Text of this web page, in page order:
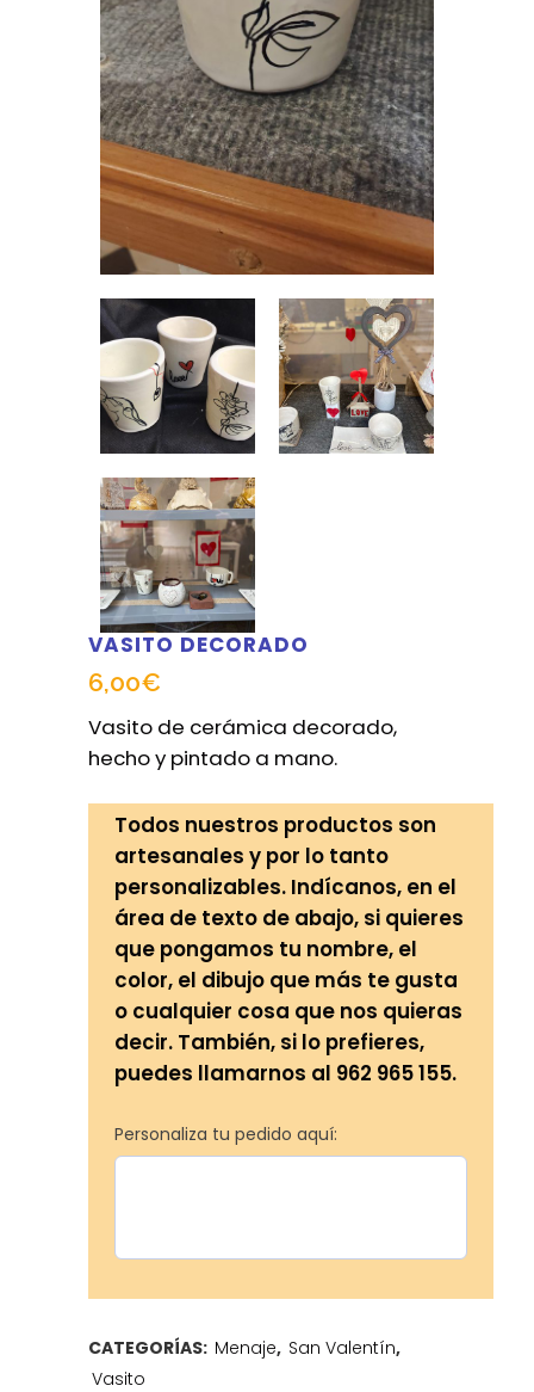
VASITO DECORADO
6,00€
Vasito de cerámica decorado,
hecho y pintado a mano.
Todos nuestros productos son
artesanales y por lo tanto
personalizables. Indícanos, en el
área de texto de abajo, si quieres
que pongamos tu nombre, el
color, el dibujo que más te gusta
o cualquier cosa que nos quieras
decir. También, si lo prefieres,
puedes llamarnos al 962 965 155.
Personaliza tu pedido aquí:
CATEGORÍAS: Menaje, San Valentín,
Vasito